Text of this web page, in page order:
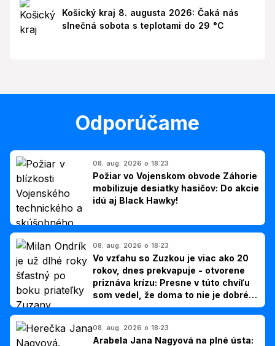
Košický kraj 8. augusta 2026: Čaká nás
slnečná sobota s teplotami do 29 °C
Odporúčame
08. aug. 2026 o 18:23
Požiar vo Vojenskom obvode Záhorie
mobilizuje desiatky hasičov: Do akcie
idú aj Black Hawky!
08. aug. 2026 o 18:23
Vo vzťahu so Zuzkou je viac ako 20
rokov, dnes prekvapuje - otvorene
priznáva krízu: Presne v túto chvíľu
som vedel, že doma to nie je dobré,
hovorí Milan Ondrík
08. aug. 2026 o 18:23
Arabela Jana Nagyová na plné ústa: